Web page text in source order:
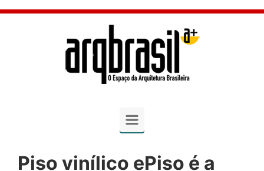
Skip to main content
Piso vinílico ePiso é a